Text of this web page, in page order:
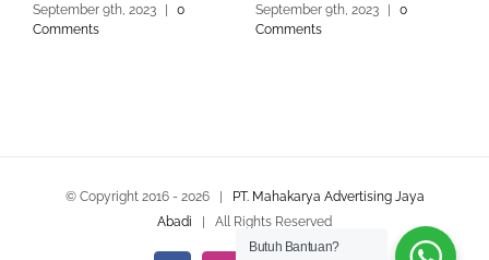
September 9th, 2023 |
0
Comments
September 9th, 2023 |
0
Comments
© Copyright 2016 - 2026 |
PT. Mahakarya Advertising Jaya
Abadi | All Rights Reserved
Butuh Bantuan?